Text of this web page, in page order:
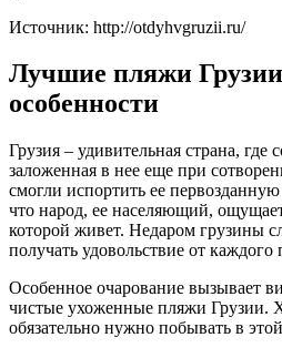
Источник: http://otdyhvgruzii.ru/
Лучшие пляжи
особенности
Грузия – удивительная страна, где
заложенная в нее еще при
смогли испортить ее
что народ, ее населяющий,
которой живет. Недаром грузины
получать удовольствие от
Особенное очарование вызывает
чистые ухоженные пляжи Грузии.
обязательно нужно побывать в